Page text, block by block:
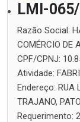
LMI-
Razão Social:
COMÉRCIO DE
CPF/CPNJ:
Atividade:
Endereço: RUA
TRAJANO,
Requerimento: